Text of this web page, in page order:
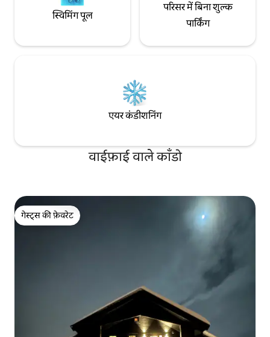
स्विमिंग पूल
परिसर में बिना शुल्क
पार्किंग
एयर कंडीशनिंग
वाईफ़ाई वाले काँडो
गेस्ट्स की फ़ेवरेट
गेस्ट्स की फ़ेवरेट